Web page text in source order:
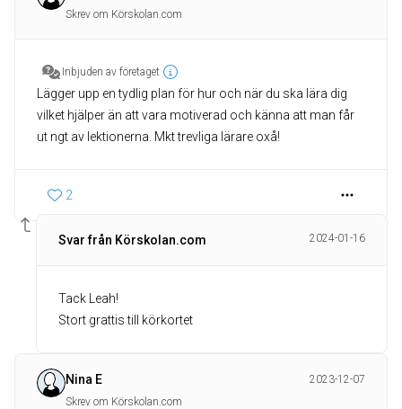
Skrev om Körskolan.com
Inbjuden av företaget
Lägger upp en tydlig plan för hur och när du ska lära dig
vilket hjälper än att vara motiverad och känna att man får
ut ngt av lektionerna. Mkt trevliga lärare oxå!
2
Svar från Körskolan.com 2024-01-16
Tack Leah!
Stort grattis till körkortet
Nina E
2023-12-07
Skrev om Körskolan.com